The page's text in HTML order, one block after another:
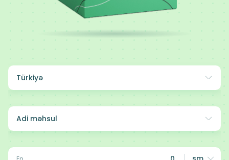
Türkiyə
Adi məhsul